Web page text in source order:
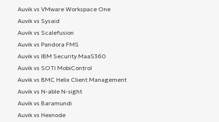
Auvik vs VMware Workspace One
Auvik vs Sysaid
Auvik vs Scalefusion
Auvik vs Pandora FMS
Auvik vs IBM Security MaaS360
Auvik vs SOTI MobiControl
Auvik vs BMC Helix Client Management
Auvik vs N-able N-sight
Auvik vs Baramundi
Auvik vs Hexnode